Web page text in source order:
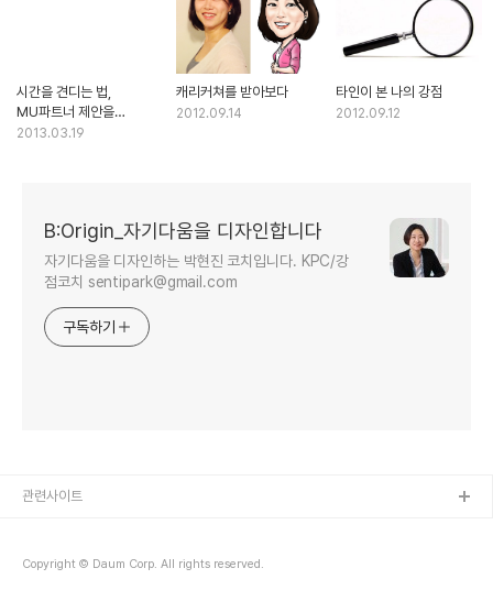
시간을 견디는 법,
MU파트너 제안을
받아들이며
2013.03.19
캐리커쳐를 받아보다
2012.09.14
타인이 본 나의 강점
2012.09.12
B:Origin_자기다움을 디자인합니다
자기다움을 디자인하는 박현진 코치입니다. KPC/강
점코치 sentipark@gmail.com
구독하기
Copyright © Daum Corp. All rights reserved.
관련사이트